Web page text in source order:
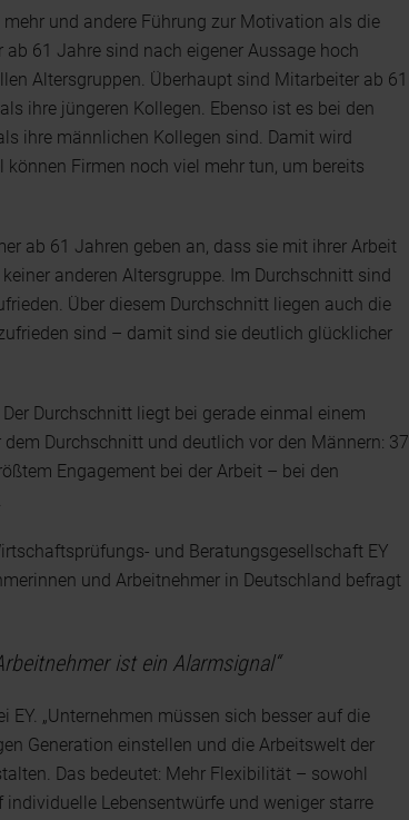
und andere Führung zur Motivation als die
61 Jahre sind nach eigener Aussage hoch
Altersgruppen. Überhaupt sind Mitarbeiter ab 61
ihre jüngeren Kollegen. Ebenso ist es bei den
ihre männlichen Kollegen sind. Damit wird
Firmen noch viel mehr tun, um bereits
ab 61 Jahren geben an, dass sie mit ihrer Arbeit
anderen Altersgruppe. Im Durchschnitt sind
Über diesem Durchschnitt liegen auch die
sind – damit sind sie deutlich glücklicher
Durchschnitt liegt bei gerade einmal einem
Durchschnitt und deutlich vor den Männern: 37
Engagement bei der Arbeit – bei den
und Beratungsgesellschaft EY
und Arbeitnehmer in Deutschland befragt
ist ein Alarmsignal“
„Unternehmen müssen sich besser auf die
Generation einstellen und die Arbeitswelt der
Das bedeutet: Mehr Flexibilität – sowohl
Lebensentwürfe und weniger starre